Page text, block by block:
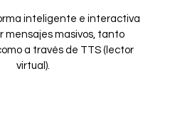
inteligente e interactiva
mensajes masivos, tanto
a través de TTS (lector
virtual).